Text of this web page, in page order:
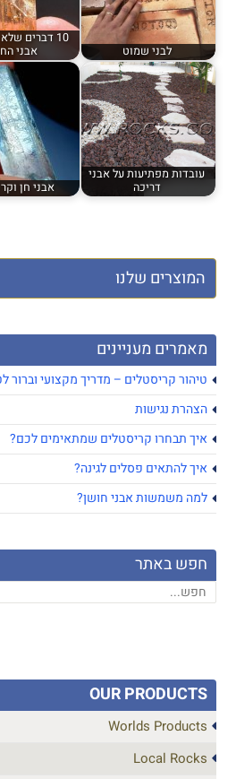
מאמרים מעניינים
טיהור קריסטלים – מדריך מקצועי וברור
הצהרת נגישות
איך תבחרו קריסטלים שמתאימים לכם?
איך להתאים פסלים לגינה?
למה משמשות אבני חושן?
חפש באתר
לבני שמוט
10 דברים
אבני
עובדות מפתיעות על אבני
דריכה
אבני חן
OUR PRODUCTS
Worlds Products
Local Rocks